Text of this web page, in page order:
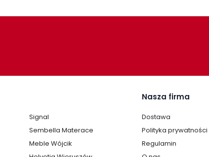
Signal
Sembella Materace
Meble Wójcik
Nasza firma
Dostawa
Polityka prywatności
Regulamin